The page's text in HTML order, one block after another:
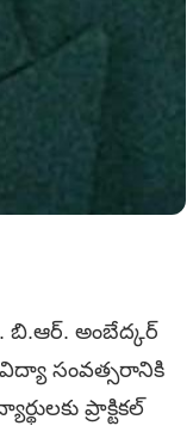
బి.ఆర్. అంబేద్కర్
సంవత్సరానికి
ప్రాక్టికల్